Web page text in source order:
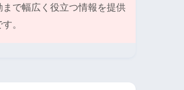
で幅広く役立つ情報を提供
。